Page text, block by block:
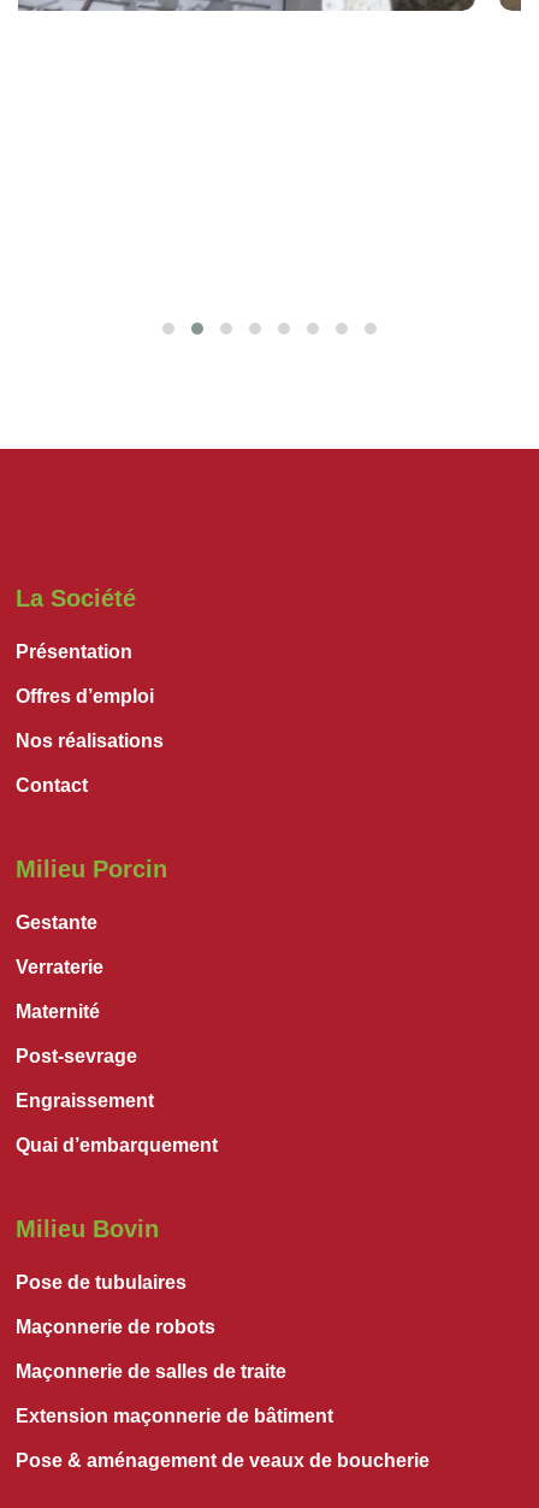
La Société
Présentation
Offres d’emploi
Nos réalisations
Contact
Milieu Porcin
Gestante
Verraterie
Maternité
Post-sevrage
Engraissement
Quai d’embarquement
Milieu Bovin
Pose de tubulaires
Maçonnerie de robots
Maçonnerie de salles de traite
Extension maçonnerie de bâtiment
Pose & aménagement de veaux de boucherie